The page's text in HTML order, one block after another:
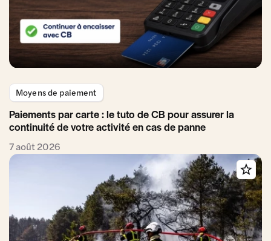
Moyens de paiement
Paiements par carte : le tuto de CB pour assurer la
continuité de votre activité en cas de panne
7 août 2026